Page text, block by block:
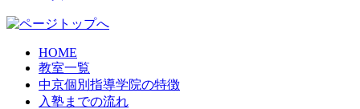
HOME
教室一覧
中京個別指導学院の特徴
入塾までの流れ